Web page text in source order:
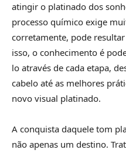
atingir o platinado dos
processo químico exige
corretamente, pode
isso, o conhecimento é
lo através de cada etapa,
cabelo até as melhores
novo visual platinado.
A conquista daquele tom
não apenas um destino.